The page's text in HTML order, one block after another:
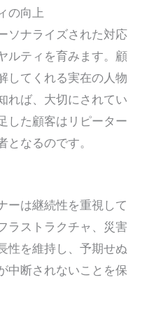
の向上
ソナライズされた対応
ルティを育みます。顧
してくれる実在の人物
れば、大切にされてい
した顧客はリピーター
となるのです。
ーは継続性を重視して
ラストラクチャ、災害
性を維持し、予期せぬ
中断されないことを保